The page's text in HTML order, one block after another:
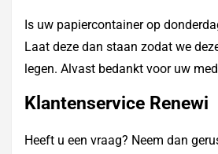
Is uw papiercontainer op
Laat deze dan staan zodat we
legen. Alvast bedankt voor uw
Klantenservice Renewi
Heeft u een vraag? Neem dan